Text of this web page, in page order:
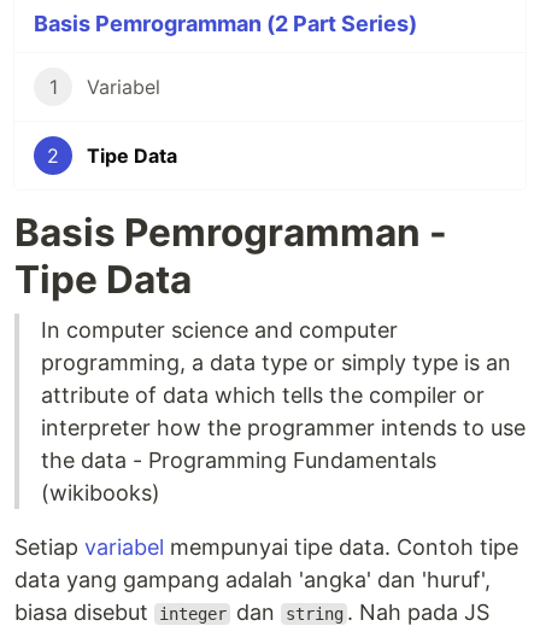
Basis Pemrogramman (2 Part Series)
1 Variabel
2 Tipe Data
Basis Pemrogramman -
Tipe Data
In computer science and computer
programming, a data type or simply type is an
attribute of data which tells the compiler or
interpreter how the programmer intends to use
the data - Programming Fundamentals
(wikibooks)
Setiap variabel mempunyai tipe data. Contoh tipe
data yang gampang adalah 'angka' dan 'huruf',
biasa disebut
integer dan string . Nah pada JS